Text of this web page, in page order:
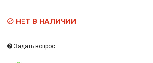
НЕТ В НАЛИЧИИ
Задать вопрос